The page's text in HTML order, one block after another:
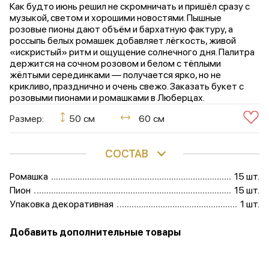
Как будто июнь решил не скромничать и пришёл сразу с
музыкой, светом и хорошими новостями. Пышные
розовые пионы дают объём и бархатную фактуру, а
россыпь белых ромашек добавляет лёгкость, живой
«искристый» ритм и ощущение солнечного дня. Палитра
держится на сочном розовом и белом с тёплыми
жёлтыми серединками — получается ярко, но не
крикливо, празднично и очень свежо. Заказать букет с
розовыми пионами и ромашками в Люберцах.
Размер:
50 см 60 см
СОСТАВ
Ромашка
15 шт.
Пион
15 шт.
Упаковка декоративная
1 шт.
Добавить дополнительные товары